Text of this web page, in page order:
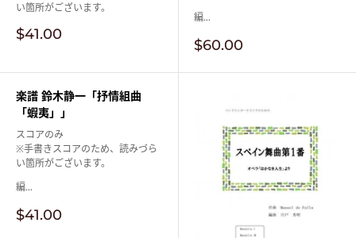
い箇所がございます。
販
売
格
$41.00
編...
販
売
価
$60.00
楽譜 鈴木静一「抒情組曲
「蝦夷」」
スコアのみ
※手書きスコアのため、読みづら
い箇所がございます。
編...
販
売
$41.00